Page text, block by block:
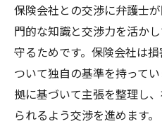
方法
東京都千代田区神
護士の支援例
弁護士が推奨する
弁護士相談で事故後の
保険会社との交渉に弁護士
門的な知識と交渉力を活か
守るためです。保険会社は
ついて独自の基準を持って
拠に基づいて主張を整理し
られるよう交渉を進めます。